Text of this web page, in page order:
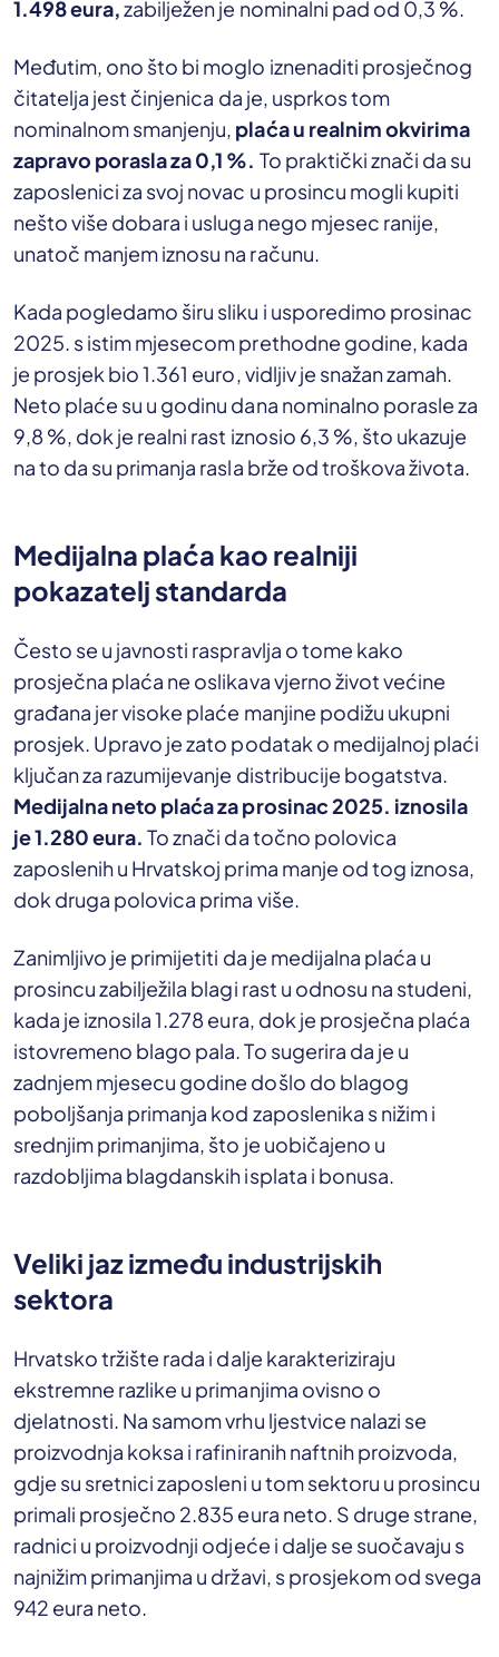
1.498 eura,zabilježen je nominalni pad od 0,3 %.
Međutim, ono što bi moglo iznenaditi prosječnog
čitatelja jest činjenica da je, usprkos tom
nominalnom smanjenju, plaća u realnim okvirima
zapravo porasla za 0,1 %. To praktički znači da su
zaposlenici za svoj novac u prosincu mogli kupiti
nešto više dobara i usluga nego mjesec ranije,
unatoč manjem iznosu na računu.
Kada pogledamo širu sliku i usporedimo prosinac
2025. s istim mjesecom prethodne godine, kada
je prosjek bio 1.361 euro, vidljiv je snažan zamah.
Neto plaće su u godinu dana nominalno porasle za
9,8 %, dok je realni rast iznosio 6,3 %, što ukazuje
na to da su primanja rasla brže od troškova života.
Medijalna plaća kao realniji
pokazatelj standarda
Često se u javnosti raspravlja o tome kako
prosječna plaća ne oslikava vjerno život većine
građana jer visoke plaće manjine podižu ukupni
prosjek. Upravo je zato podatak o medijalnoj plaći
ključan za razumijevanje distribucije bogatstva.
Medijalna neto plaća za prosinac 2025. iznosila
je 1.280 eura. To znači da točno polovica
zaposlenih u Hrvatskoj prima manje od tog iznosa,
dok druga polovica prima više.
Zanimljivo je primijetiti da je medijalna plaća u
prosincu zabilježila blagi rast u odnosu na studeni,
kada je iznosila 1.278 eura, dok je prosječna plaća
istovremeno blago pala. To sugerira da je u
zadnjem mjesecu godine došlo do blagog
poboljšanja primanja kod zaposlenika s nižim i
srednjim primanjima, što je uobičajeno u
razdobljima blagdanskih isplata i bonusa.
Veliki jaz između industrijskih
sektora
Hrvatsko tržište rada i dalje karakteriziraju
ekstremne razlike u primanjima ovisno o
djelatnosti. Na samom vrhu ljestvice nalazi se
proizvodnja koksa i rafiniranih naftnih proizvoda,
gdje su sretnici zaposleni u tom sektoru u prosincu
primali prosječno 2.835 eura neto. S druge strane,
radnici u proizvodnji odjeće i dalje se suočavaju s
najnižim primanjima u državi, s prosjekom od svega
942 eura neto.